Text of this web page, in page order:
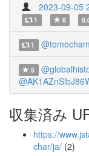
2023-09-05
1 8
1
5
収集済み
https://
char/ja/ (2)